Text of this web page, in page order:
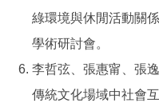
綠環境與休閒活動關
學術研討會。
李哲弦、張惠甯、張
傳統文化場域中社會